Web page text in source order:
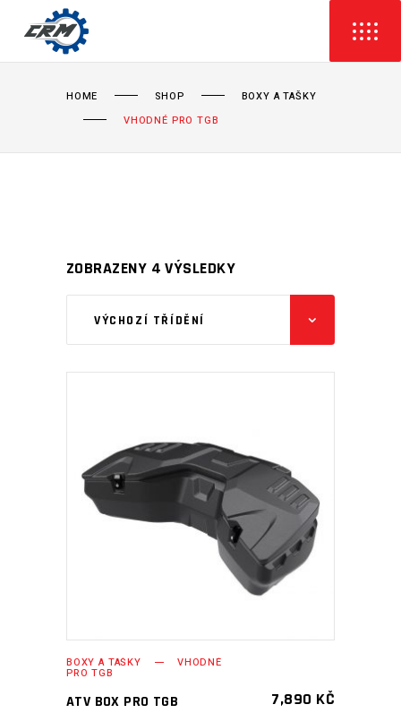
HOME SHOP
BOXY A TAŠKY
VHODNÉ PRO TGB
ZOBRAZENY 4 VÝSLEDKY
VÝCHOZÍ TŘÍDĚNÍ
PŘIDAT DO KOŠÍKU
BOXY A TAŠKY VHODNÉ
PRO TGB
ATV BOX PRO TGB
7,890 KČ